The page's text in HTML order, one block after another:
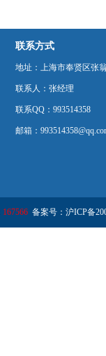
联系方式
地址：上海市奉贤区张
联系人：张经理
联系QQ：993514358
邮箱：
167566 备案号：沪ICP备